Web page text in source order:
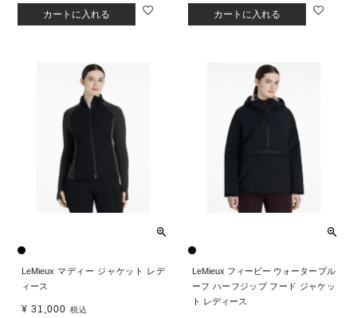
カートに入れる カートに入れる
LeMieux マディー ジャケット レデ
ィース
¥ 31,000 税込
LeMieux フィービー ウォータープル
ーフ ハーフジップ フード ジャケッ
ト レディース